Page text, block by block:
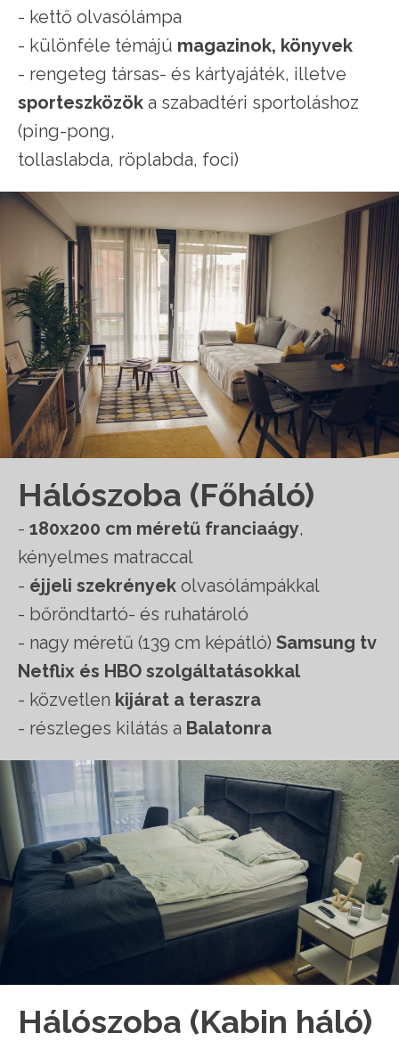
- kettő olvasólámpa
- különféle témájú magazinok, könyvek
- rengeteg társas- és kártyajáték, illetve
sporteszközök a szabadtéri sportoláshoz
(ping-pong,
tollaslabda, röplabda, foci)
Hálószoba (Főháló)
- 180x200 cm méretű franciaágy,
kényelmes matraccal
- éjjeli szekrények olvasólámpákkal
- bőröndtartó- és ruhatároló
- nagy méretű (139 cm képátló) Samsung tv
Netflix és HBO szolgáltatásokkal
- közvetlen kijárat a teraszra
- részleges kilátás a Balatonra
Hálószoba (Kabin háló)